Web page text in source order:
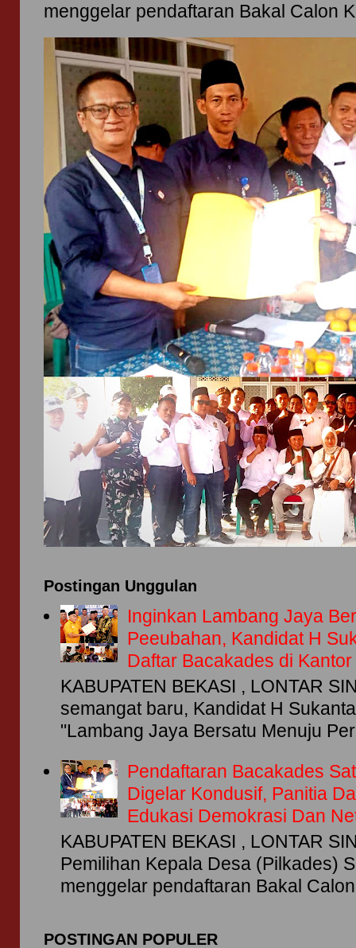
menggelar pendaftaran Bakal Calon
Postingan Unggulan
Inginkan Lambang Jaya
Peeubahan, Kandidat H
Daftar Bacakades di
KABUPATEN BEKASI , LONTAR
semangat baru, Kandidat H
"Lambang Jaya Bersatu Menuju
Pendaftaran Bacakades
Digelar Kondusif, Panitia
Edukasi Demokrasi Dan
KABUPATEN BEKASI , LONTAR
Pemilihan Kepala Desa (Pilkades)
menggelar pendaftaran Bakal
POSTINGAN POPULER